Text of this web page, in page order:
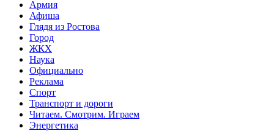
Армия
Афиша
Глядя из Ростова
Город
ЖКХ
Наука
Официально
Реклама
Спорт
Транспорт и дороги
Читаем. Смотрим. Играем
Энергетика